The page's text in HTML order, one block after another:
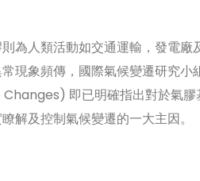
為人類活動如交通運輸，發電
常現象頻傳，國際氣候變遷研究
即已明確指出對於氣膠
解及控制氣候變遷的一大主因。